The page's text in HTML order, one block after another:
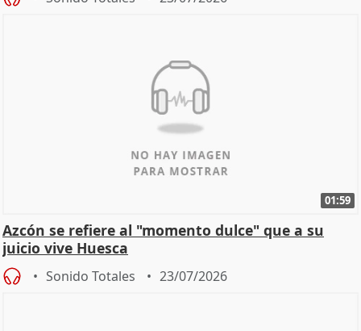
01:59
Azcón se refiere al "momento dulce" que a su
juicio vive Huesca
Sonido Totales 23/07/2026